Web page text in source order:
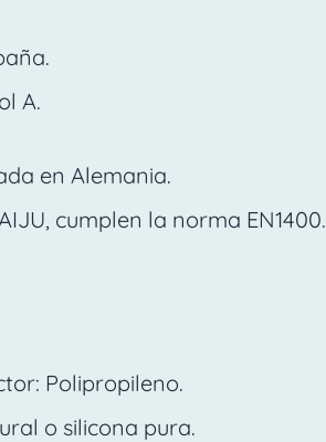
A.
en Alemania.
cumplen la norma EN1400.
Polipropileno.
o silicona pura.